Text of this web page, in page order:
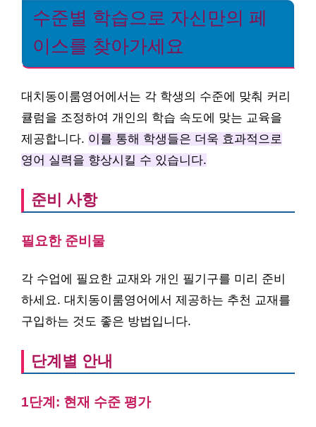
수준별 학습으로 자신만의 페
이스를 찾아가세요
대치동이룸영어에서는 각 학생의 수준에 맞춰 커리
큘럼을 조정하여 개인의 학습 속도에 맞는 교육을
제공합니다. 이를 통해 학생들은 더욱 효과적으로
영어 실력을 향상시킬 수 있습니다.
준비 사항
필요한 준비물
각 수업에 필요한 교재와 개인 필기구를 미리 준비
하세요. 대치동이룸영어에서 제공하는 추천 교재를
구입하는 것도 좋은 방법입니다.
단계별 안내
1단계: 현재 수준 평가